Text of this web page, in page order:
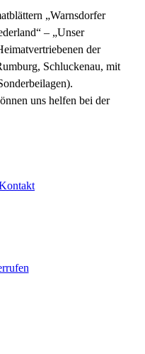
„Warnsdorfer
– „Unser
der
Schluckenau, mit
uns helfen bei der
Opens